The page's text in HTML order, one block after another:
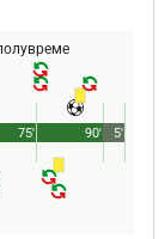
90'
75' 5'